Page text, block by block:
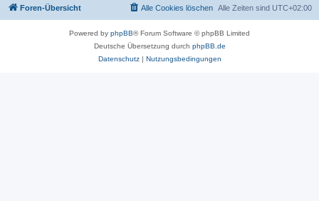
Foren-Übersicht Alle Zeiten sind UTC+02:00
Alle Cookies löschen
Powered by phpBB® Forum Software © phpBB Limited
Deutsche Übersetzung durch phpBB.de
Datenschutz| Nutzungsbedingungen